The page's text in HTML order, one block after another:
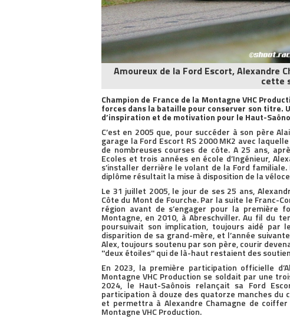
Amoureux de la Ford Escort, Alexandre
cette
Champion de France de la Montagne VHC
forces dans la bataille pour conserver son titre.
d’inspiration et de motivation pour le Haut-
C’est en 2005 que, pour succéder à son père
garage la Ford Escort RS 2000 MK2 avec
de nombreuses courses de côte. A 25 ans,
Ecoles et trois années en école d’Ingénieur,
s’installer derrière le volant de la Ford
diplôme résultait la mise à disposition de la
Le 31 juillet 2005, le jour de ses 25 ans,
Côte du Mont de Fourche. Par la suite le Franc-
région avant de s’engager pour la première
Montagne, en 2010, à Abreschviller. Au fil du
poursuivait son implication, toujours aidé
disparition de sa grand-mère, et l’année
Alex, toujours soutenu par son père, courir
''deux étoiles'' qui de là-haut restaient des
En 2023, la première participation officielle
Montagne VHC Production se soldait par une
2024, le Haut-Saônois relançait sa Ford
participation à douze des quatorze manches du
et permettra à Alexandre Chamagne de
Montagne VHC Production.